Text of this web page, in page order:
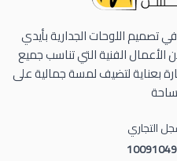
تصميم اللوحات الجدارية بأيدي
الفنية التي تناسب جميع
بعناية لتضيف لمسة جمالية على
التجاري